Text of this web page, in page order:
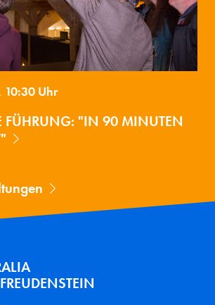
10:30 Uhr
FÜHRUNG: "IN 90 MINUTEN